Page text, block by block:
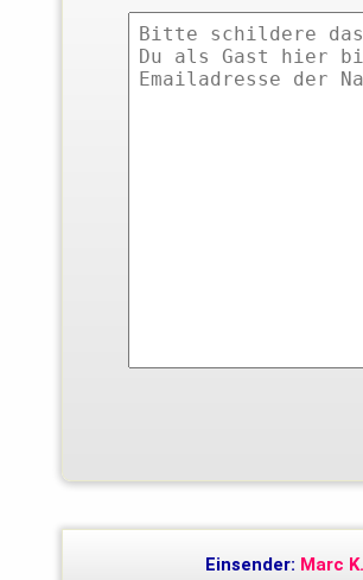
Einsender: Marc K.